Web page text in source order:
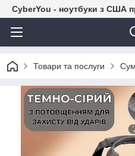
CyberYou - ноутбуки з США
Товари та послуги